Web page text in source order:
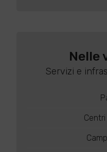
Nelle
Servizi e